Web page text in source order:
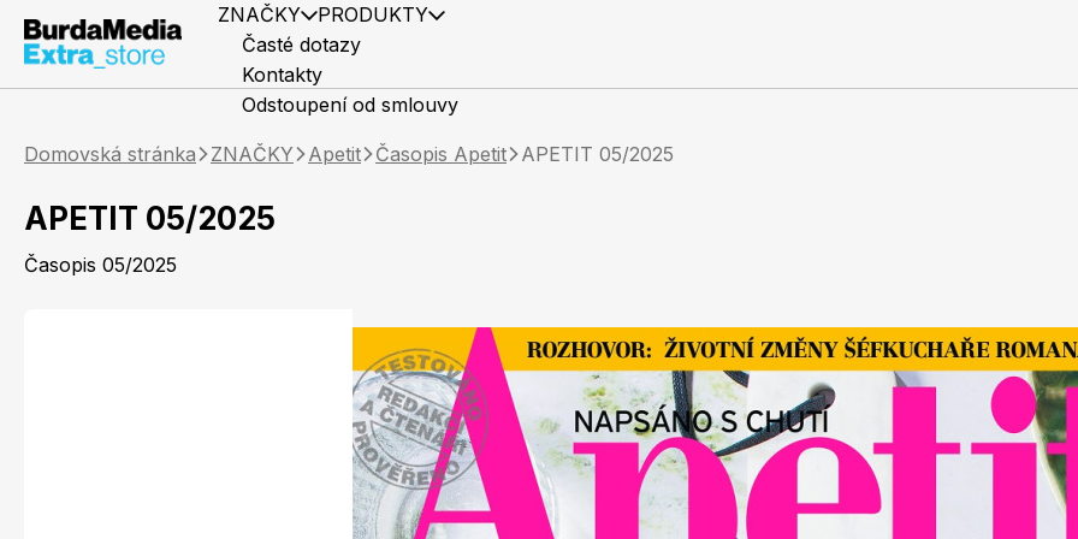
ZNAČKY PRODUKTY
Marianne
Knihy
Časté dotazy
Kontakty
Odstoupení od smlouvy
Domovská stránka ZNAČKY Apetit Časopis Apetit APETIT 05/2025
APETIT 05/2025
Časopis 05/2025